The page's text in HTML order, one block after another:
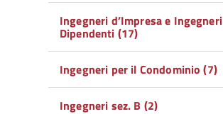
Ingegneri d’Impresa e Ingegneri
Dipendenti (17)
Ingegneri per il Condominio (7)
Ingegneri sez. B (2)